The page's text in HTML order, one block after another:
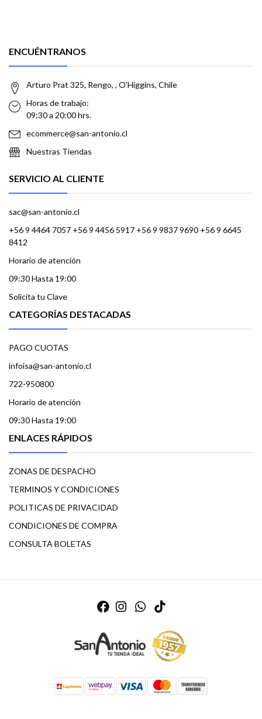
ENCUÉNTRANOS
Arturo Prat 325, Rengo, , O'Higgins, Chile
Horas de trabajo:
09:30 a 20:00 hrs.
ecommerce@san-antonio.cl
Nuestras Tiendas
SERVICIO AL CLIENTE
sac@san-antonio.cl
+56 9 4464 7057 +56 9 4456 5917 +56 9 9837 9690 +56 9 6645
8412
Horario de atención
09:30 Hasta 19:00
Solicita tu Clave
CATEGORÍAS DESTACADAS
PAGO CUOTAS
infoisa@san-antonio.cl
722-950800
Horario de atención
09:30 Hasta 19:00
ENLACES RÁPIDOS
ZONAS DE DESPACHO
TERMINOS Y CONDICIONES
POLITICAS DE PRIVACIDAD
CONDICIONES DE COMPRA
CONSULTA BOLETAS